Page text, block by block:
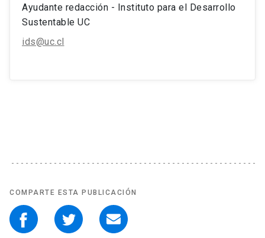
Ayudante redacción - Instituto para el Desarrollo
Sustentable UC
ids@uc.cl
COMPARTE ESTA PUBLICACIÓN